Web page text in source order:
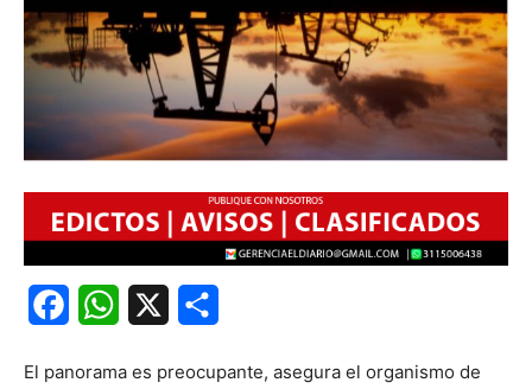
FacebookWhatsApp
El panorama es preocupante, asegura el organismo de